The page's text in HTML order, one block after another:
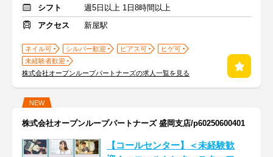
シフト
週5日以上 1日8時間以上
アクセス
新屋駅
ネイル可 シルバー歓迎 ピアス可
ヒゲ可
未経験者歓迎
株式会社オープンループパートナーズの求人一覧を見る
NEW
株式会社オープンループパートナーズ 盛岡支店/p60250600401
【コールセンター】＜未経験歓